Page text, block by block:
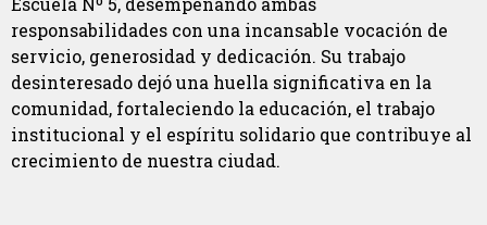
responsabilidades con una incansable vocación de
servicio, generosidad y dedicación. Su trabajo
desinteresado dejó una huella significativa en la
comunidad, fortaleciendo la educación, el trabajo
institucional y el espíritu solidario que contribuye al
crecimiento de nuestra ciudad.